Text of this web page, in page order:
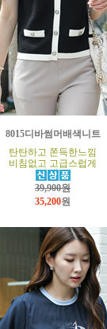
8015디바썸머배색니트
탄탄하고 쫀득한느낌
비침없고 고급스럽게
39,900원
35,200원